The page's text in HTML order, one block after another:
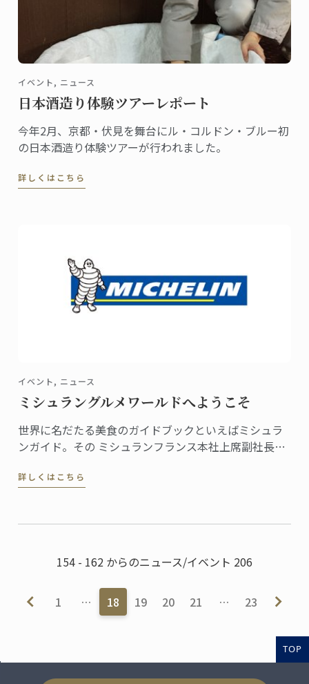
イベント, ニュース
日本酒造り体験ツアーレポート
今年2月、京都・伏見を舞台にル・コルドン・ブルー初
の日本酒造り体験ツアーが行われました。
詳しくはこちら
イベント, ニュース
ミシュラングルメワールドへようこそ
世界に名だたる美食のガイドブックといえばミシュラ
ンガイド。その ミシュランフランス本社上席副社長の
ャパンでセミナーを開催。
詳しくはこちら
154 - 162 からのニュース/イベント 206
1 … 18 19 20 21 … 23
TOP